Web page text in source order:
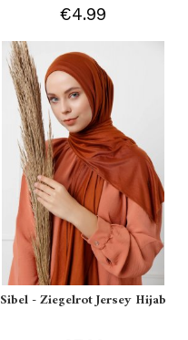
€4.99
Sibel - Ziegelrot Jersey Hijab